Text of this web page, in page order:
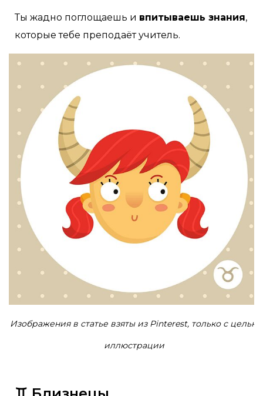
Ты жадно поглощаешь и впитываешь знания,
которые тебе преподаёт учитель.
Изображения в статье взяты из Pinterest, только с целью
иллюстрации